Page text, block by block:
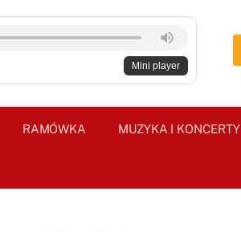
Mini player
RAMÓWKA MUZYKA I KONCERTY